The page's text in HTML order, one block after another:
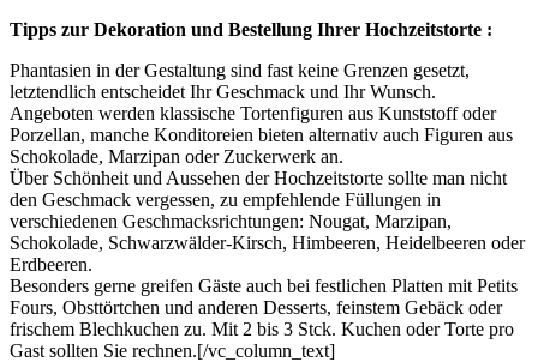
Tipps zur Dekoration und Bestellung Ihrer Hochzeitstorte :
Phantasien in der Gestaltung sind fast keine Grenzen gesetzt,
letztendlich entscheidet Ihr Geschmack und Ihr Wunsch.
Angeboten werden klassische Tortenfiguren aus Kunststoff oder
Porzellan, manche Konditoreien bieten alternativ auch Figuren aus
Schokolade, Marzipan oder Zuckerwerk an.
Über Schönheit und Aussehen der Hochzeitstorte sollte man nicht
den Geschmack vergessen, zu empfehlende Füllungen in
verschiedenen Geschmacksrichtungen: Nougat, Marzipan,
Schokolade, Schwarzwälder-Kirsch, Himbeeren, Heidelbeeren oder
Erdbeeren.
Besonders gerne greifen Gäste auch bei festlichen Platten mit Petits
Fours, Obsttörtchen und anderen Desserts, feinstem Gebäck oder
frischem Blechkuchen zu. Mit 2 bis 3 Stck. Kuchen oder Torte pro
Gast sollten Sie rechnen.[/vc_column_text]